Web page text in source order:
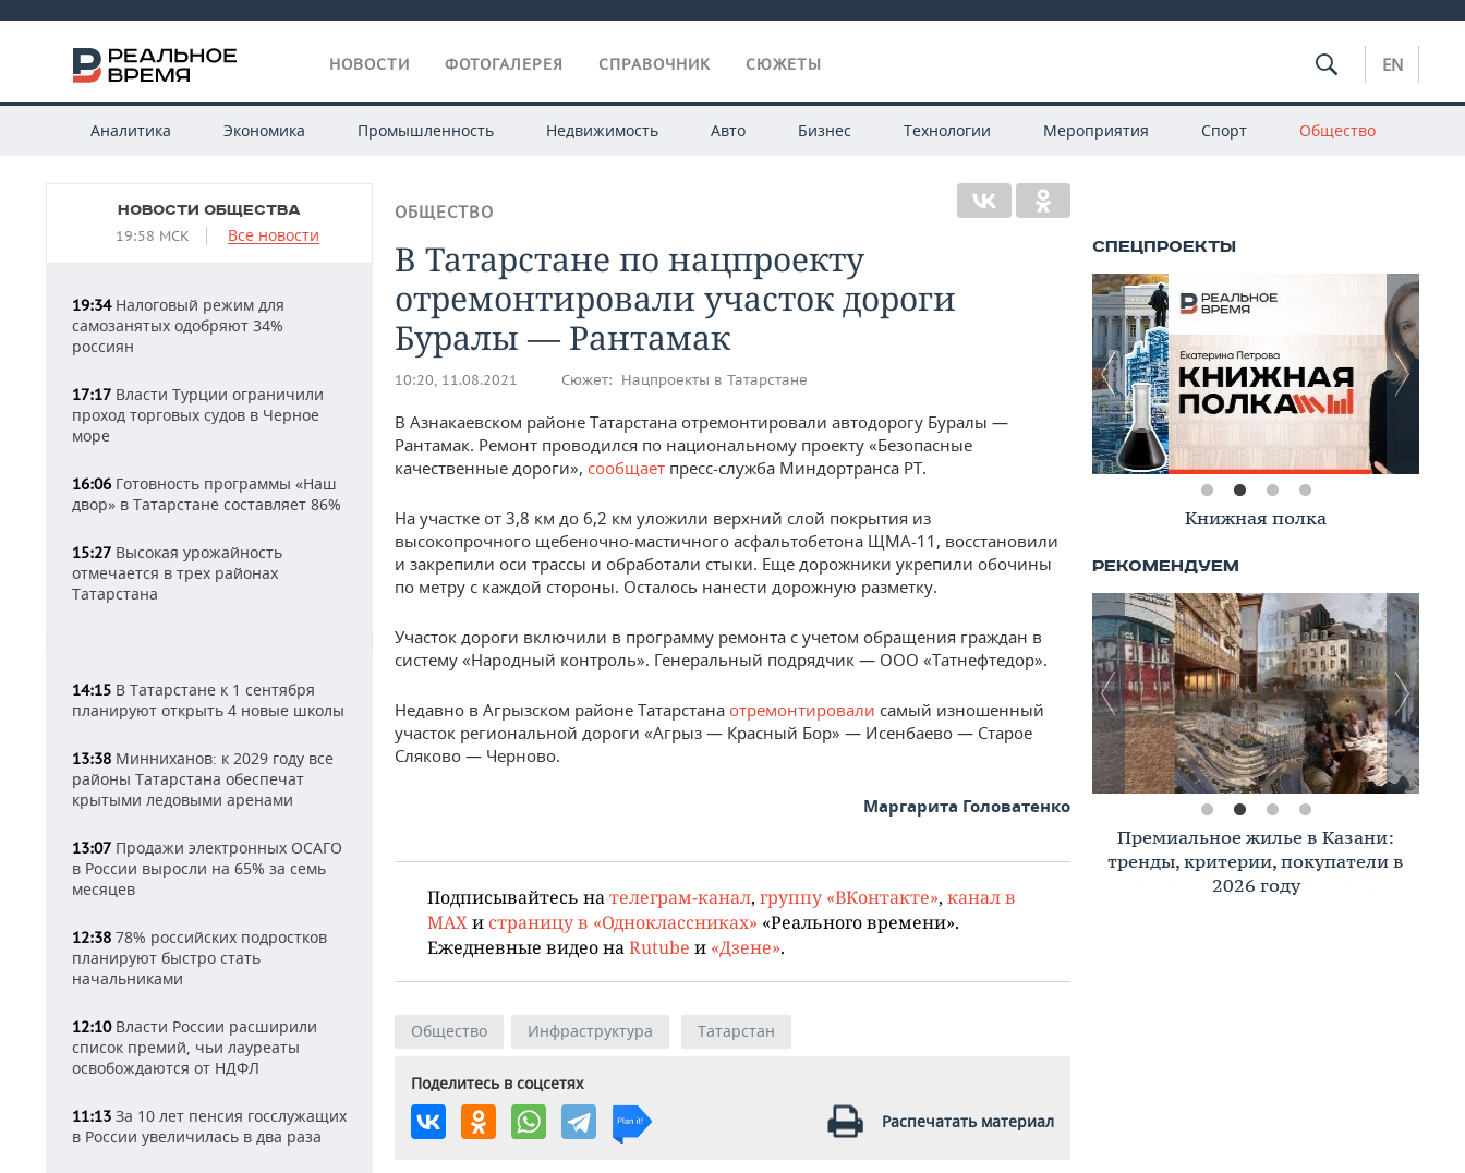
НОВОСТИ ФОТОГАЛЕРЕЯ СПРАВОЧНИК СЮЖЕТЫ EN
Аналитика Экономика Промышленность Недвижимость Авто Бизнес Технологии Мероприятия Спорт Общество
НОВОСТИ ОБЩЕСТВА
19:58 МСК Все новости
19:34Налоговый режим для
самозанятых одобряют 34%
россиян
17:17 Власти Турции ограничили
проход торговых судов в Черное
море
16:06 Готовность программы «Наш
двор» в Татарстане составляет 86%
15:27 Высокая урожайность
отмечается в трех районах
Татарстана
14:15 В Татарстане к 1 сентября
планируют открыть 4 новые школы
13:38 Минниханов: к 2029 году все
районы Татарстана обеспечат
крытыми ледовыми аренами
13:07 Продажи электронных ОСАГО
в России выросли на 65% за семь
месяцев
12:38 78% российских подростков
планируют быстро стать
начальниками
12:10Власти России расширили
список премий, чьи лауреаты
освобождаются от НДФЛ
11:13 За 10 лет пенсия госслужащих
в России увеличилась в два раза
ОБЩЕСТВО
В Татарстане по нацпроекту
отремонтировали участок дороги
Буралы — Рантамак
10:20, 11.08.2021 Сюжет: Нацпроекты в Татарстане
В Азнакаевском районе Татарстана отремонтировали автодорогу Буралы —
Рантамак. Ремонт проводился по национальному проекту «Безопасные
качественные дороги», сообщает пресс-служба Миндортранса РТ.
На участке от 3,8 км до 6,2 км уложили верхний слой покрытия из
высокопрочного щебеночно-мастичного асфальтобетона ЩМА-11, восстановили
и закрепили оси трассы и обработали стыки. Еще дорожники укрепили обочины
по метру с каждой стороны. Осталось нанести дорожную разметку.
Участок дороги включили в программу ремонта с учетом обращения граждан в
систему «Народный контроль». Генеральный подрядчик — ООО «Татнефтедор».
Недавно в Агрызском районе Татарстана отремонтировали самый изношенный
участок региональной дороги «Агрыз — Красный Бор» — Исенбаево — Старое
Сляково — Черново.
Маргарита Головатенко
Подписывайтесь на телеграм-канал, группу «ВКонтакте», канал в
MAX и страницу в «Одноклассниках» «Реального времени».
Ежедневные видео на Rutube и «Дзене».
Общество Инфраструктура Татарстан
Поделитесь в соцсетях
Распечатать материал
Книжная полка
Премиальное жилье в Казани:
тренды, критерии, покупатели в
2026 году